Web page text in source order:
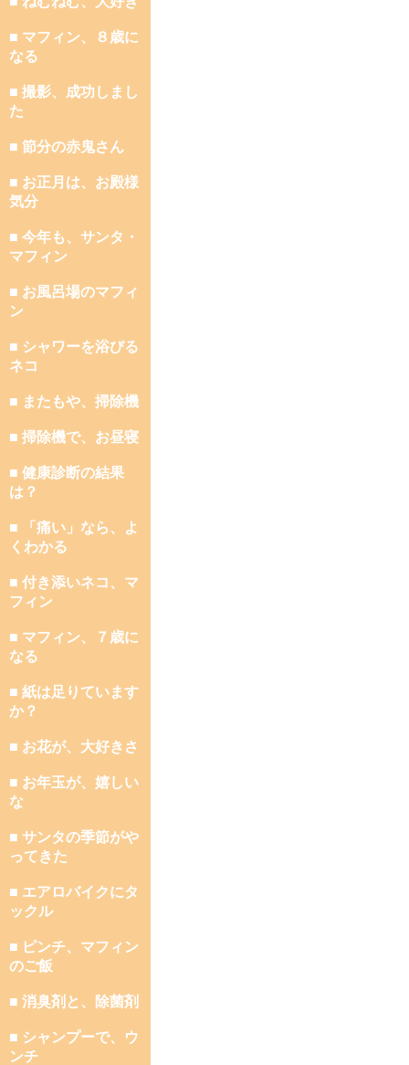
■ マフィン、８歳に
なる
■ 撮影、成功しまし
た
■ 節分の赤鬼さん
■ お正月は、お殿様
気分
■ 今年も、サンタ・
マフィン
■ お風呂場のマフィ
ン
■ シャワーを浴びる
ネコ
■ またもや、掃除機
■ 掃除機で、お昼寝
■ 健康診断の結果
は？
■ 「痛い」なら、よ
くわかる
■ 付き添いネコ、マ
フィン
■ マフィン、７歳に
なる
■ 紙は足りています
か？
■ お花が、大好きさ
■ お年玉が、嬉しい
な
■ サンタの季節がや
ってきた
■ エアロバイクにタ
ックル
■ ピンチ、マフィン
のご飯
■ 消臭剤と、除菌剤
■ シャンプーで、ウ
ンチ